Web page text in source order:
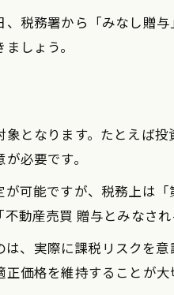
税務署から「みなし贈与
しょう。
となります。たとえば
必要です。
可能ですが、税務上は
動産売買 贈与とみなされ
、実際に課税リスクを
価格を維持することが大